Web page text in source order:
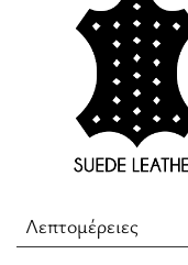
Λεπτομέρειες